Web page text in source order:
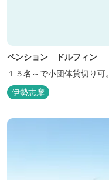
ペンション ドルフィン
１５名～で小団体貸切り可。
伊勢志摩